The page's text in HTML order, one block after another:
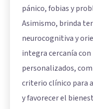
pánico, fobias y
Asimismo, brinda
neurocognitiva y
integra cercanía
personalizados,
criterio clínico para
y favorecer el